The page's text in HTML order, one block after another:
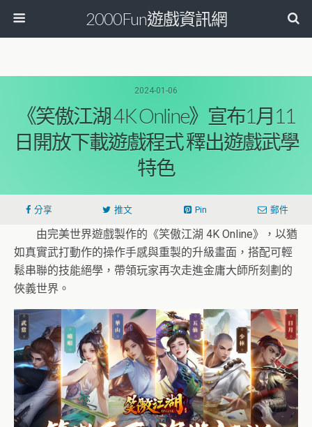
2000Fun遊戲資訊網
2024-01-06
《笑傲江湖 4K Online》宣布1月11
日開放下載遊戲程式 釋出遊戲武學
特色
分享 推文 Pin 郵件
由完美世界遊戲製作的《笑傲江湖 4K Online》，以猶
如真實武打動作的操作手感與重製的升級畫面，搭配可輕
鬆串聯的技能絕學，帶領玩家再次走進金庸大師所刻劃的
俠義世界。